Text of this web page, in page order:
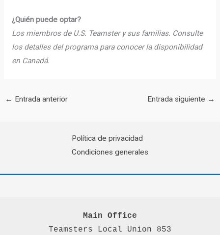
¿Quién puede optar?
Los miembros de U.S. Teamster y sus familias. Consulte
los detalles del programa para conocer la disponibilidad
en Canadá.
← Entrada anterior Entrada siguiente →
Política de privacidad
Condiciones generales
Main Office
Teamsters Local Union 853